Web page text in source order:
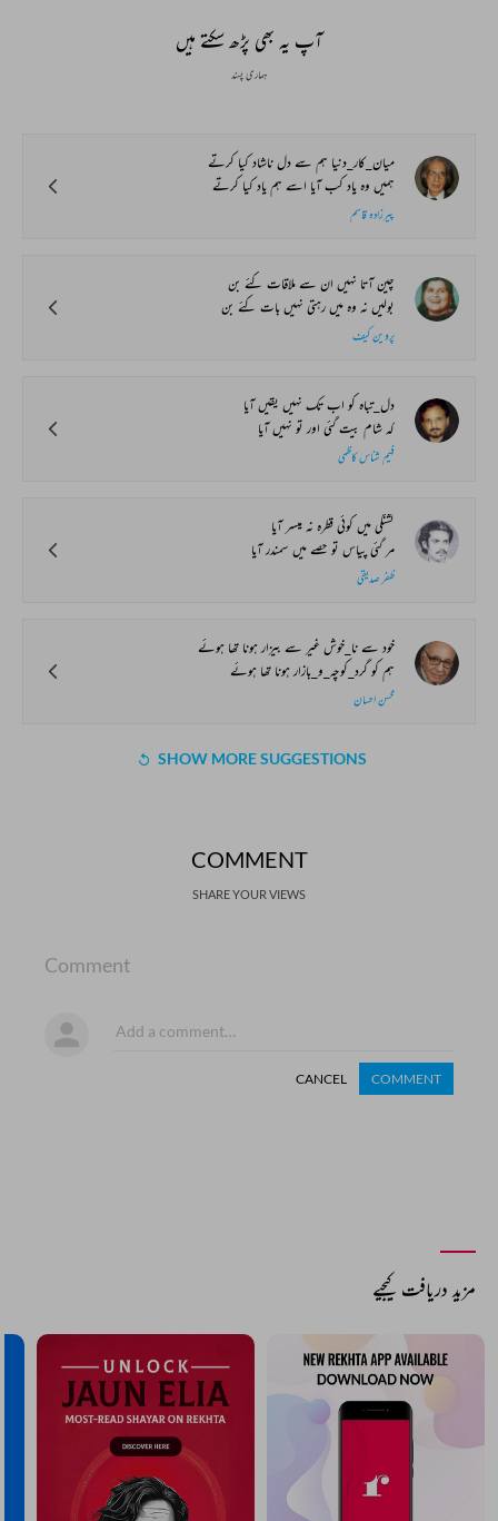
آپ یہ بھی پڑھ سکتے ہیں
ہماری پسند
میان_کار_دنیا ہم سے دل ناشاد کیا کرتے
ہمیں وہ یاد کب آیا اسے ہم یاد کیا کرتے
پیرزادہ قاسم
چین آتا نہیں ان سے ملاقات کئے بن
بولیں نہ وہ میں رہتی نہیں بات کئے بن
پروین کیف
دل_تباہ کو اب تک نہیں یقیں آیا
کہ شام بیت گئی اور تو نہیں آیا
فہیم شناس کاظمی
تشنگی میں کوئی قطرہ نہ میسر آیا
مر گئی پیاس تو حصے میں سمندر آیا
ظفر صدیقی
خود سے نا_خوش غیر سے بیزار ہونا تھا ہوئے
ہم کو گرد_کوچہ_و_بازار ہونا تھا ہوئے
محسن احسان
SHOW MORE SUGGESTIONS
COMMENT
SHARE YOUR VIEWS
Comment
CANCEL COMMENT
مزید دریافت کیجیے